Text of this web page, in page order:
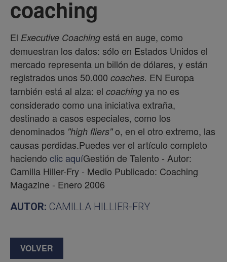
coaching
El Executive Coaching está en auge, como
demuestran los datos: sólo en Estados Unidos el
mercado representa un billón de dólares, y están
registrados unos 50.000 coaches. EN Europa
también está al alza: el coaching ya no es
considerado como una iniciativa extraña,
destinado a casos especiales, como los
denominados "high fliers"o, en el otro extremo, las
causas perdidas.Puedes ver el artículo completo
haciendo clic aquíGestión de Talento - Autor:
Camilla Hiller-Fry - Medio Publicado: Coaching
Magazine - Enero 2006
AUTOR: CAMILLA HILLIER-FRY
VOLVER